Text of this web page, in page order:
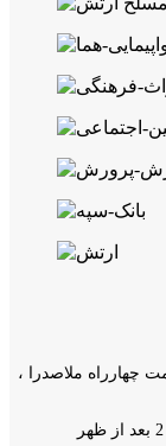
چهارراه ملاصدرا ،